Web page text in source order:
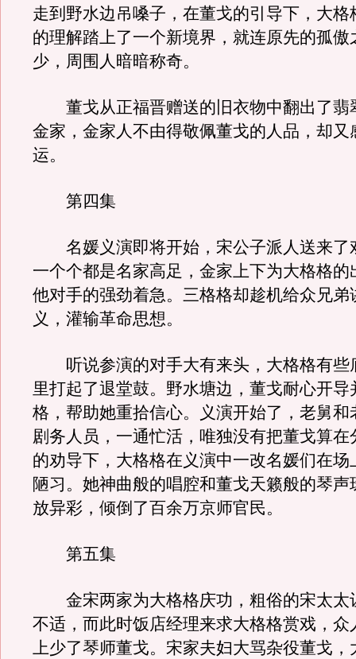
走到野水边吊嗓子，在董戈的引导下，大格
的理解踏上了一个新境界，就连原先的孤傲
少，周围人暗暗称奇。
董戈从正福晋赠送的旧衣物中翻出了翡
金家，金家人不由得敬佩董戈的人品，却又
运。
第四集
名媛义演即将开始，宋公子派人送来了
一个个都是名家高足，金家上下为大格格的
他对手的强劲着急。三格格却趁机给众兄弟
义，灌输革命思想。
听说参演的对手大有来头，大格格有些
里打起了退堂鼓。野水塘边，董戈耐心开导
格，帮助她重拾信心。义演开始了，老舅和
剧务人员，一通忙活，唯独没有把董戈算在
的劝导下，大格格在义演中一改名媛们在场
陋习。她神曲般的唱腔和董戈天籁般的琴声
放异彩，倾倒了百余万京师官民。
第五集
金宋两家为大格格庆功，粗俗的宋太太
不适，而此时饭店经理来求大格格赏戏，众
上少了琴师董戈。宋家夫妇大骂杂役董戈，